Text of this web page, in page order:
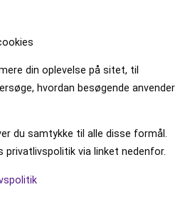
din oplevelse på sitet, til
hvordan besøgende anvender
du samtykke til alle disse formål.
privatlivspolitik via linket nedenfor.